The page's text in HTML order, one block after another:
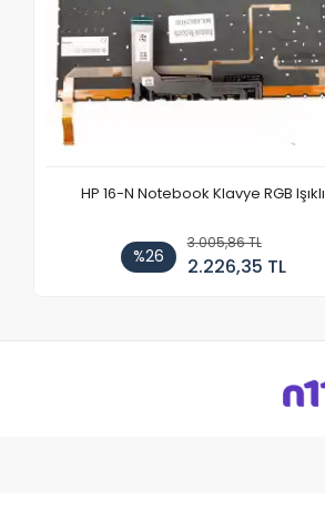
HP 16-N Notebook Klavye RGB Işıklı
%26
3.005,86 TL
2.226,35 TL